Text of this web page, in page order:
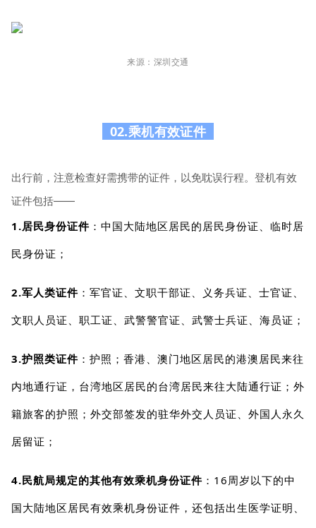
来源：深圳交通
02.乘机有效证件
出行前，注意检查好需携带的证件，以免耽误行程。登机有效
证件包括——
1.居民身份证件 ：中国大陆地区居民的居民身份证、临时居
民身份证；
2.军人类证件 ：军官证、文职干部证、义务兵证、士官证、
文职人员证、职工证、武警警官证、武警士兵证、海员证；
3.护照类证件 ：护照；香港、澳门地区居民的港澳居民来往
内地通行证，台湾地区居民的台湾居民来往大陆通行证；外
籍旅客的护照；外交部签发的驻华外交人员证、外国人永久
居留证；
4.民航局规定的其他有效乘机身份证件 ：16周岁以下的中
国大陆地区居民有效乘机身份证件，还包括出生医学证明、